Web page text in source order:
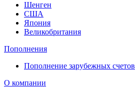
Шенген
США
Япония
Великобритания
Пополнения
Пополнение зарубежных счетов
О компании